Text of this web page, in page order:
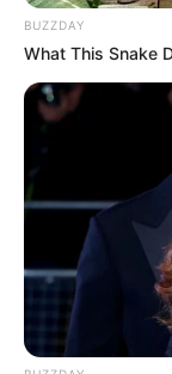
Sobre Nós
Criado em 2010 e
Paraguaçu nasceu
BUZZDAY
What This Snake